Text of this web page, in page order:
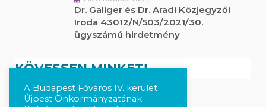
Dr. Galiger és Dr. Aradi Közjegyzői
Iroda 43012/N/503/2021/30.
ügyszámú hirdetmény
KÖVESSEN MINKET!
A Budapest Főváros IV. kerület
Újpest Önkormányzatának